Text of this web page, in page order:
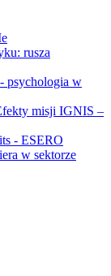
rusza
misji IGNIS –
w sektorze